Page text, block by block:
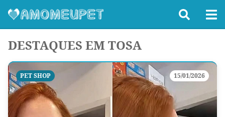
DESTAQUES EM TOSA
PET SHOP 15/01/2026